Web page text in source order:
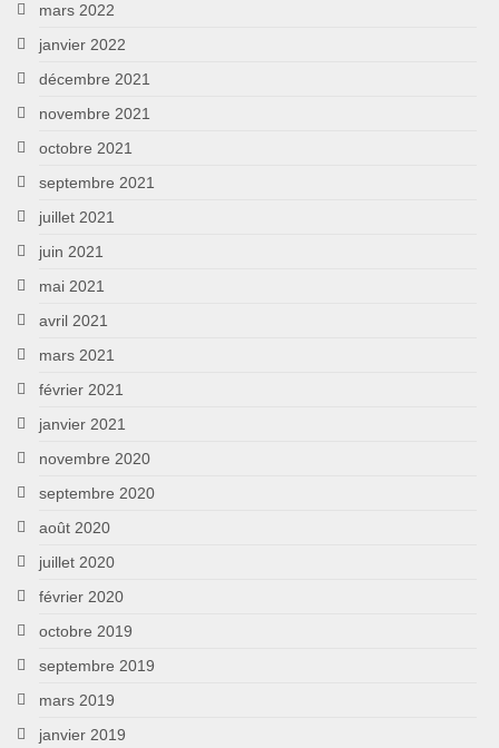
mars 2022
janvier 2022
décembre 2021
novembre 2021
octobre 2021
septembre 2021
juillet 2021
juin 2021
mai 2021
avril 2021
mars 2021
février 2021
janvier 2021
novembre 2020
septembre 2020
août 2020
juillet 2020
février 2020
octobre 2019
septembre 2019
mars 2019
janvier 2019